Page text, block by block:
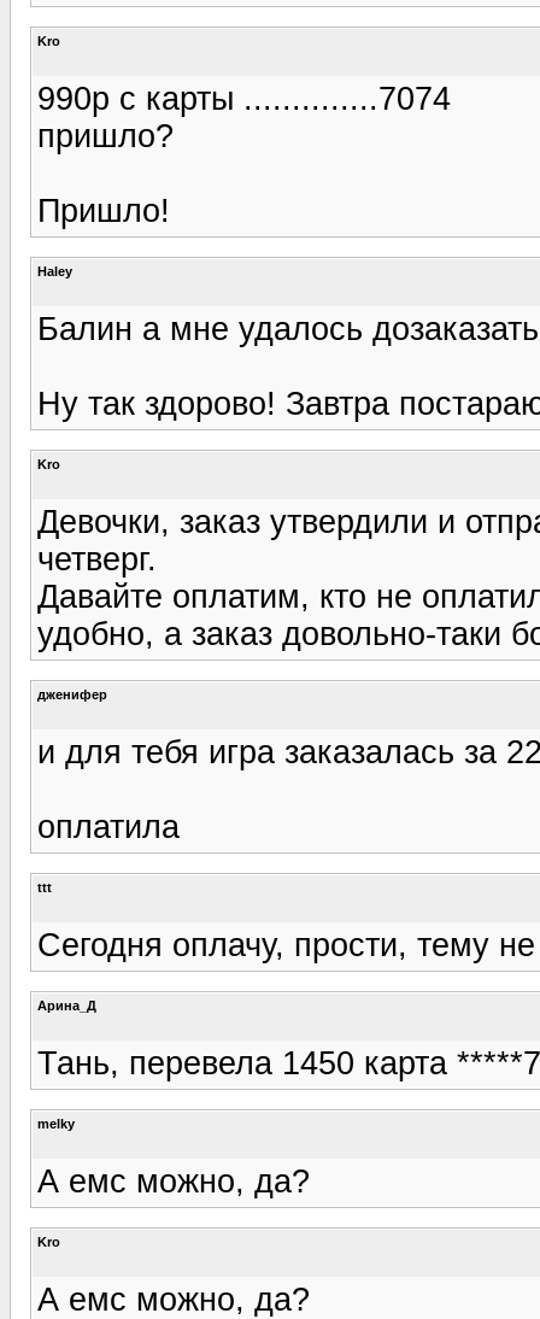
Kro
990р с карты ..............7074
пришло?
Пришло!
Haley
Балин а мне удалось
Ну так здорово! Завтра
Kro
Девочки, заказ утвердили и
четверг.
Давайте оплатим, кто не
удобно, а заказ довольно-таки
дженифер
и для тебя игра заказалась за
оплатила
ttt
Сегодня оплачу, прости, тему
Арина_Д
Тань, перевела 1450 карта
melky
А емс можно, да?
Kro
А емс можно, да?